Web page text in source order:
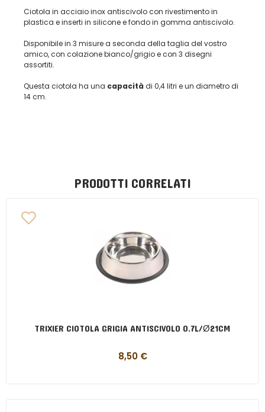
Ciotola in acciaio inox antiscivolo con rivestimento in
plastica e inserti in silicone e fondo in gomma antiscivolo.
Disponibile in 3 misure a seconda della taglia del vostro
amico, con colazione bianco/grigio e con 3 disegni
assortiti.
Questa ciotola ha una capacità di 0,4 litri e un diametro di
14 cm.
PRODOTTI CORRELATI
TRIXIER CIOTOLA GRIGIA ANTISCIVOLO 0.7L/Ø21CM
8,50 €